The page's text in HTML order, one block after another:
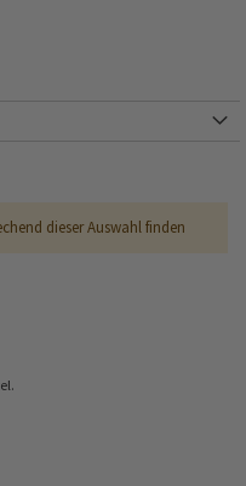
dieser Auswahl finden